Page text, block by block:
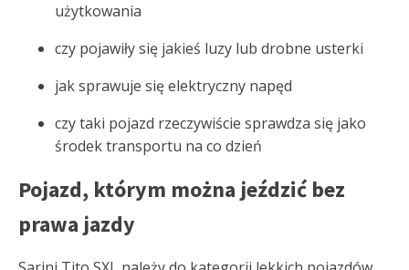
użytkowania
czy pojawiły się jakieś luzy lub drobne usterki
jak sprawuje się elektryczny napęd
czy taki pojazd rzeczywiście sprawdza się jako
środek transportu na co dzień
Pojazd, którym można jeździć bez
prawa jazdy